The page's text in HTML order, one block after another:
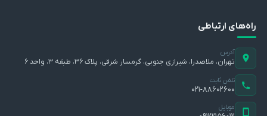
راه‌های ارتباطی
آدرس
تهران، ملاصدرا، شیرازی جنوبی، گرمسار شرقی، پلاک ۳۶، طبقه ۳، واحد ۶
تلفن ثابت
۰۲۱-۸۸۶۰۲۶۰۰
موبایل